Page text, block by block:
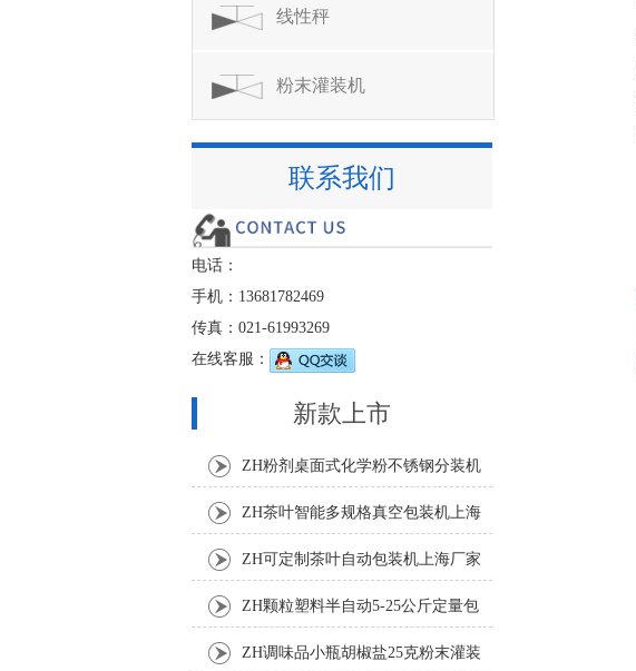
线性秤
粉末灌装机
联系我们
电话：
手机：13681782469
传真：021-61993269
在线客服：
新款上市
ZH粉剂桌面式化学粉不锈钢分装机
ZH茶叶智能多规格真空包装机上海
厂家 ZH可定制茶叶自动包装机上海厂家
ZH颗粒塑料半自动5-25公斤定量包
装机 ZH调味品小瓶胡椒盐25克粉末灌装